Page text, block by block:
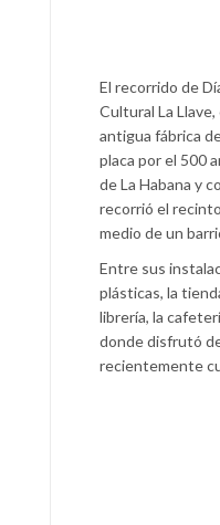
El recorrido de
Cultural La
antigua fábrica
placa por el 500
de La Habana y
recorrió el
medio de un
Entre sus
plásticas, la
librería, la
donde disfrutó
recientemente